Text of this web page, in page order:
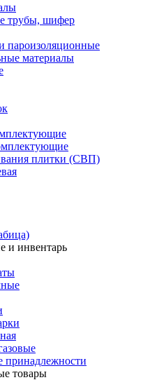
трубы, шифер
пароизоляционные
материалы
плитки (СВП)
и инвентарь
принадлежности
товары